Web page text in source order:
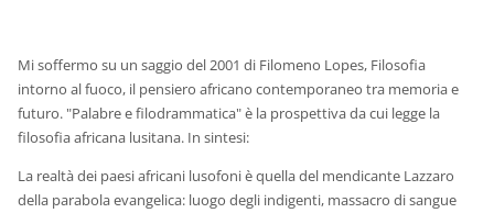
Mi soffermo su un saggio del 2001 di Filomeno Lopes, Filosofia
intorno al fuoco, il pensiero africano contemporaneo tra memoria e
futuro. "Palabre e filodrammatica" è la prospettiva da cui legge la
filosofia africana lusitana. In sintesi:
La realtà dei paesi africani lusofoni è quella del mendicante Lazzaro
della parabola evangelica: luogo degli indigenti, massacro di sangue